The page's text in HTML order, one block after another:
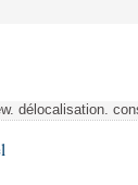
délocalisation.